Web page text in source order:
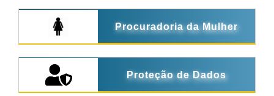
Procuradoria da Mulher
Proteção de Dados